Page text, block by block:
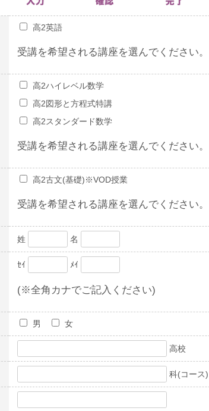
高2英語
受講を希望される講座を選んでください。
高2ハイレベル数学
高2図形と方程式特講
高2スタンダード数学
受講を希望される講座を選んでください。
高2古文(基礎)※VOD授業
受講を希望される講座を選んでください。
姓 名
ｾｲ ﾒｲ
(※全角カナでご記入ください)
男 女
高校
科(コース)